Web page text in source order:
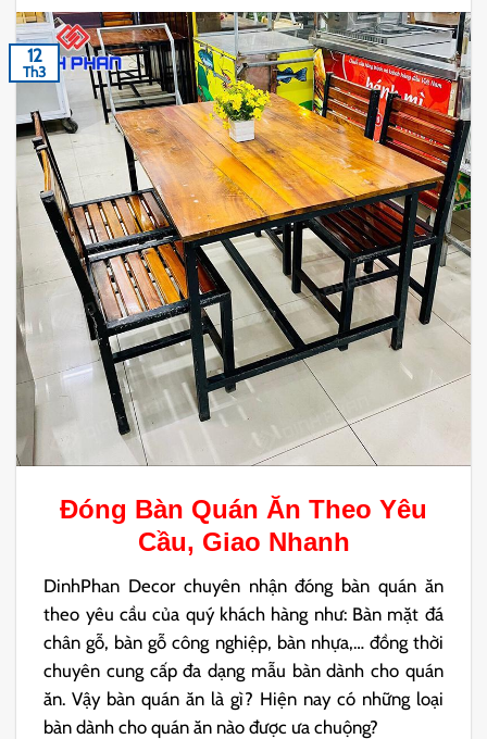
12
Th3
Đóng Bàn Quán Ăn Theo Yêu
Cầu, Giao Nhanh
DinhPhan Decor chuyên nhận đóng bàn quán ăn
theo yêu cầu của quý khách hàng như: Bàn mặt đá
chân gỗ, bàn gỗ công nghiệp, bàn nhựa,… đồng thời
chuyên cung cấp đa dạng mẫu bàn dành cho quán
ăn. Vậy bàn quán ăn là gì? Hiện nay có những loại
bàn dành cho quán ăn nào được ưa chuộng?